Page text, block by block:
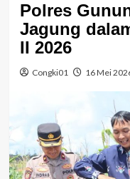
Polres
Jagung
II 2026
Congki01 16 Mei